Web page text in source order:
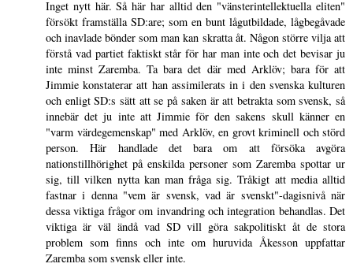
Inget nytt här. Så här har alltid den "vänsterintellektuella eliten"
försökt framställa SD:are; som en bunt lågutbildade, lågbegåvade
och inavlade bönder som man kan skratta åt. Någon större vilja att
förstå vad partiet faktiskt står för har man inte och det bevisar ju
inte minst Zaremba. Ta bara det där med Arklöv; bara för att
Jimmie konstaterar att han assimilerats in i den svenska kulturen
och enligt SD:s sätt att se på saken är att betrakta som svensk, så
innebär det ju inte att Jimmie för den sakens skull känner en
"varm värdegemenskap" med Arklöv, en grovt kriminell och störd
person. Här handlade det bara om att försöka avgöra
nationstillhörighet på enskilda personer som Zaremba spottar ur
sig, till vilken nytta kan man fråga sig. Tråkigt att media alltid
fastnar i denna "vem är svensk, vad är svenskt"-dagisnivå när
dessa viktiga frågor om invandring och integration behandlas. Det
viktiga är väl ändå vad SD vill göra sakpolitiskt åt de stora
problem som finns och inte om huruvida Åkesson uppfattar
Zaremba som svensk eller inte.